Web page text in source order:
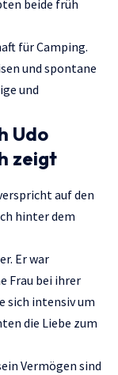
beide früh
für Camping.
und spontane
und
Udo
zeigt
auf den
hinter dem
Er war
Frau bei ihrer
sich intensiv um
die Liebe zum
Vermögen sind